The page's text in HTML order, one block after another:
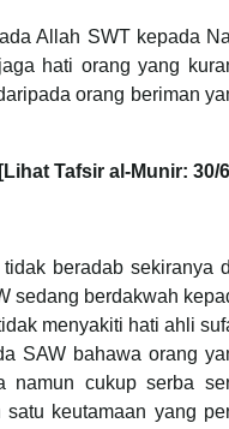
Allah SWT kepada
hati orang yang
orang beriman
[Lihat Tafsir al-Munir: 30/
beradab sekiranya
sedang berdakwah
menyakiti hati ahli
SAW bahawa orang
namun cukup serba
keutamaan yang